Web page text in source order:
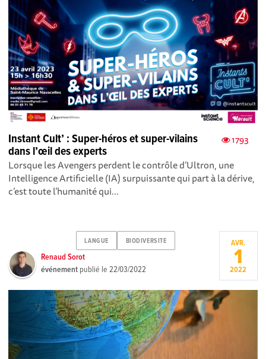
1793
Instant Cult’ : Super-héros et super-vilains
dans l’œil des experts
Lorsque les Avengers perdent le contrôle d’Ultron, une
Intelligence Artificielle (IA) surpuissante qui part à la dérive,
c’est toute l’humanité qui...
LANGUE BIODIVERSITE
Renaud Sorot
événement publié le22/03/2022
AVR.
1
2022